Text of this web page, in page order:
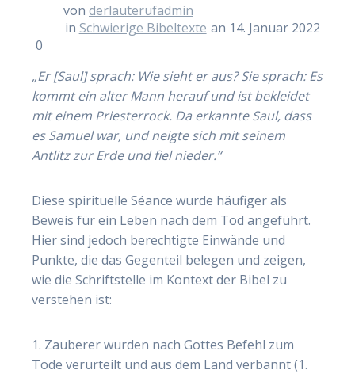
von derlauterufadmin
in Schwierige Bibeltexte an 14. Januar 2022
0
„Er [Saul] sprach: Wie sieht er aus? Sie sprach: Es
kommt ein alter Mann herauf und ist bekleidet
mit einem Priesterrock. Da erkannte Saul, dass
es Samuel war, und neigte sich mit seinem
Antlitz zur Erde und fiel nieder.“
Diese spirituelle Séance wurde häufiger als
Beweis für ein Leben nach dem Tod angeführt.
Hier sind jedoch berechtigte Einwände und
Punkte, die das Gegenteil belegen und zeigen,
wie die Schriftstelle im Kontext der Bibel zu
verstehen ist:
1. Zauberer wurden nach Gottes Befehl zum
Tode verurteilt und aus dem Land verbannt (1.